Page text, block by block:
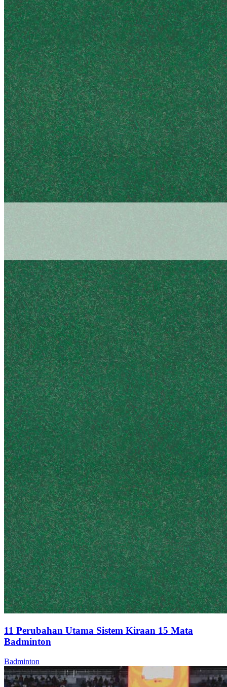
11 Perubahan Utama Sistem Kiraan 15 Mata
Badminton
Badminton